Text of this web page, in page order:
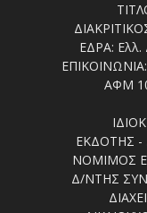
ΕΔΡΑ: Ελλ.
ΑΦΜ
ΕΚΔΟΤΗΣ -
ΝΟΜΙΜΟΣ
Δ/ΝΤΗΣ